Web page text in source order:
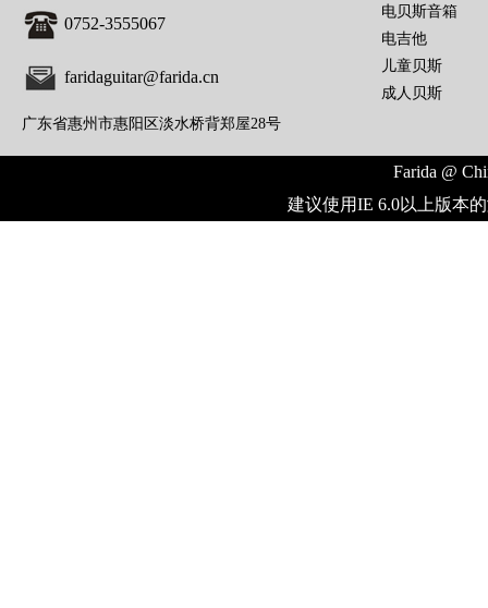
0752-3555067
faridaguitar@farida.cn
广东省惠州市惠阳区淡水桥背郑屋28号
电贝斯音箱
电吉他
儿童贝斯
成人贝斯
Farida @
建议使用IE 6.0以上版本